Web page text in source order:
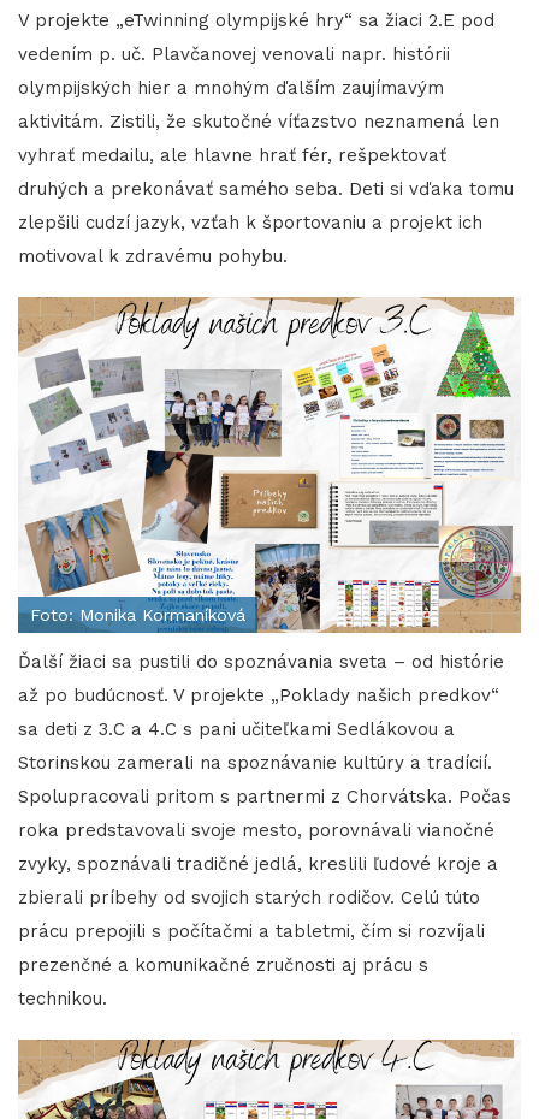
V projekte „eTwinning olympijské hry“ sa žiaci 2.E pod
vedením p. uč. Plavčanovej venovali napr. histórii
olympijských hier a mnohým ďalším zaujímavým
aktivitám. Zistili, že skutočné víťazstvo neznamená len
vyhrať medailu, ale hlavne hrať fér, rešpektovať
druhých a prekonávať samého seba. Deti si vďaka tomu
zlepšili cudzí jazyk, vzťah k športovaniu a projekt ich
motivoval k zdravému pohybu.
Foto: Monika Kormaníková
Ďalší žiaci sa pustili do spoznávania sveta – od histórie
až po budúcnosť. V projekte „Poklady našich predkov“
sa deti z 3.C a 4.C s pani učiteľkami Sedlákovou a
Storinskou zamerali na spoznávanie kultúry a tradícií.
Spolupracovali pritom s partnermi z Chorvátska. Počas
roka predstavovali svoje mesto, porovnávali vianočné
zvyky, spoznávali tradičné jedlá, kreslili ľudové kroje a
zbierali príbehy od svojich starých rodičov. Celú túto
prácu prepojili s počítačmi a tabletmi, čím si rozvíjali
prezenčné a komunikačné zručnosti aj prácu s
technikou.